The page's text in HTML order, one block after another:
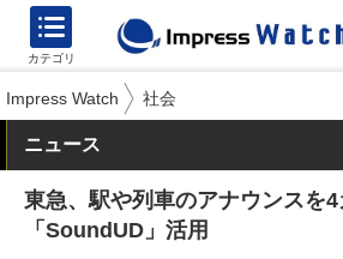
カテゴリ
Impress Watch 社会
ニュース
東急、駅や列車のアナウンスを
「SoundUD」活用